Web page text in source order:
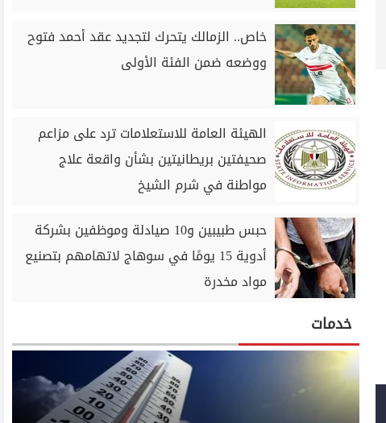
خاص.. الزمالك يتحرك لتجديد عقد أحمد فتوح
ووضعه ضمن الفئة الأولى
الهيئة العامة للاستعلامات ترد على مزاعم
صحيفتين بريطانيتين بشأن واقعة علاج
مواطنة في شرم الشيخ
حبس طبيبين و10 صيادلة وموظفين بشركة
أدوية 15 يومًا في سوهاج لاتهامهم بتصنيع
مواد مخدرة
خدمات